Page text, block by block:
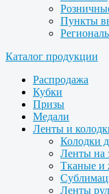
Пункты
Каталог продукции
Распродажа
Кубки
Призы
Медали
Ленты и
Колодки
Ленты на
Тканые и
Ленты